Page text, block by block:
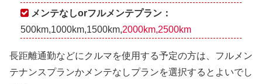
メンテなしorフルメンテプラン：
500km,1000km,1500km,2000km,2500km
長距離通勤などにクルマを使用する予定の方は、フルメン
テナンスプランかメンテなしプランを選択するとよいでし